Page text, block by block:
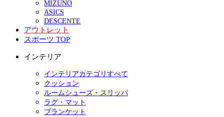
MIZUNO
ASICS
DESCENTE
アウトレット
スポーツ TOP
インテリア
インテリアカテゴリすべて
クッション
ルームシューズ・スリッパ
ラグ・マット
ブランケット